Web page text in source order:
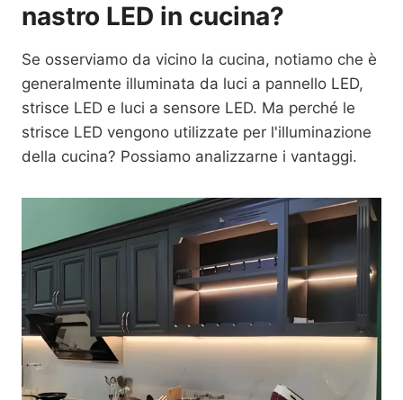
nastro LED in cucina?
Se osserviamo da vicino la cucina, notiamo che è
generalmente illuminata da luci a pannello LED,
strisce LED e luci a sensore LED. Ma perché le
strisce LED vengono utilizzate per l'illuminazione
della cucina? Possiamo analizzarne i vantaggi.